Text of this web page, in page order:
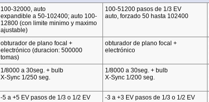
100-32000, auto
expandible a 50-102400; auto 100-
12800 (con limite minimo y maximo
ajustable)
100-51200 pasos de 1/3 EV
auto, forzado 50 hasta 102400
obturador de plano focal +
electrónico (duracion: 500000
tomas)
obturador de plano focal +
electrónico
1/8000 a 30seg. + bulb
X-Sync 1/250 seg.
1/8000 a 30seg. + bulb
X-Sync 1/200 seg.
-5 a +5 EV pasos de 1/3 o 1/2 EV -3 a +3 EV pasos de 1/3 o 1/2 EV